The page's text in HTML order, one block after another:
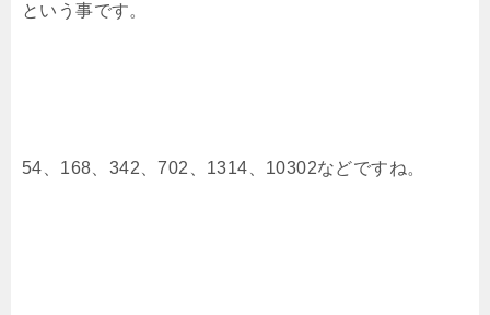
という事です。
54、168、342、702、1314、10302などですね。